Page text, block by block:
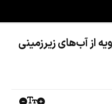
از آب‌های زیرزمینی